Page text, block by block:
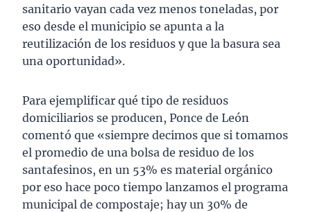
sanitario vayan cada vez menos toneladas, por
eso desde el municipio se apunta a la
reutilización de los residuos y que la basura sea
una oportunidad».
Para ejemplificar qué tipo de residuos
domiciliarios se producen, Ponce de León
comentó que «siempre decimos que si tomamos
el promedio de una bolsa de residuo de los
santafesinos, en un 53% es material orgánico
por eso hace poco tiempo lanzamos el programa
municipal de compostaje; hay un 30% de